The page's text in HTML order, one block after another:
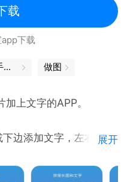
去除图片中的文字、水
片去水印、文字去除、自
多种主体智能识别，一
更换背景，轻松制作头
报等图片。
载
下载
作图软件手机版 做图
上文字的APP。
边添加文字，左右加文
快速在图片中加文字；
展开